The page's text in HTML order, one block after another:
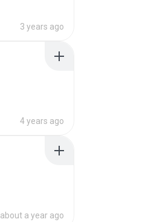
3 years ago
4 years ago
about a year ago